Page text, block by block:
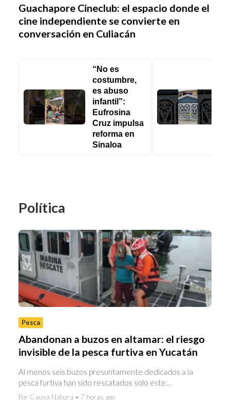
Guachapore Cineclub: el espacio donde el
cine independiente se convierte en
conversación en Culiacán
“No es
costumbre,
es abuso
infantil”:
Eufrosina
Cruz impulsa
reforma en
Sinaloa
Política
Pesca
Abandonan a buzos en altamar: el riesgo
invisible de la pesca furtiva en Yucatán
Al menos seis buzos presuntamente dedicados a la
pesca furtiva han sido rescatados solo este…
Por Causa Natura • 7 horas ago